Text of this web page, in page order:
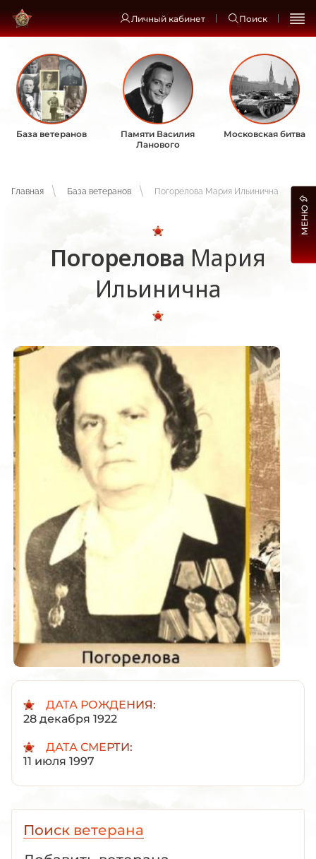
Личный кабинет Поиск
База ветеранов
Памяти Василия
Ланового
Московская битва
Главная База ветеранов Погорелова Мария Ильинична
Погорелова Мария
Ильинична
ДАТА РОЖДЕНИЯ:
28 декабря 1922
ДАТА СМЕРТИ:
11 июля 1997
Поиск ветерана
МЕНЮ